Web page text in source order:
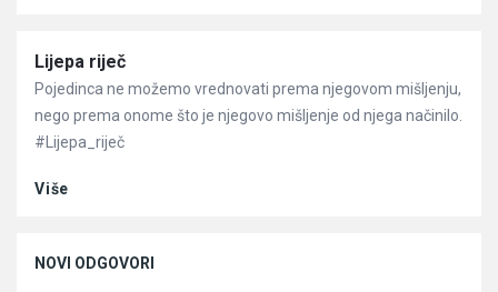
Članci
Lijepa riječ
Pojedinca ne možemo vrednovati prema njegovom mišljenju,
nego prema onome što je njegovo mišljenje od njega načinilo.
#Lijepa_riječ
Više
NOVI ODGOVORI